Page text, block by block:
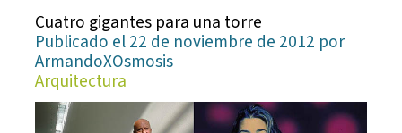
Cuatro gigantes para una torre
Publicado el 22 de noviembre de 2012 por
ArmandoXOsmosis
Arquitectura